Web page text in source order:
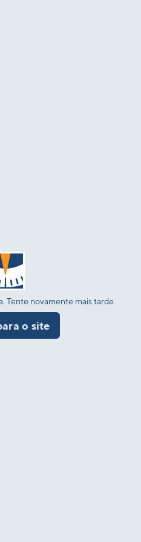
Tente novamente mais tarde.
o site